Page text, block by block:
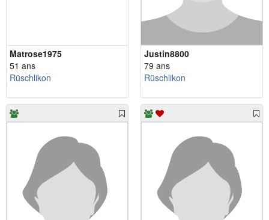
Matrose1975
51 ans
Rüschlikon
Justin8800
79 ans
Rüschlikon